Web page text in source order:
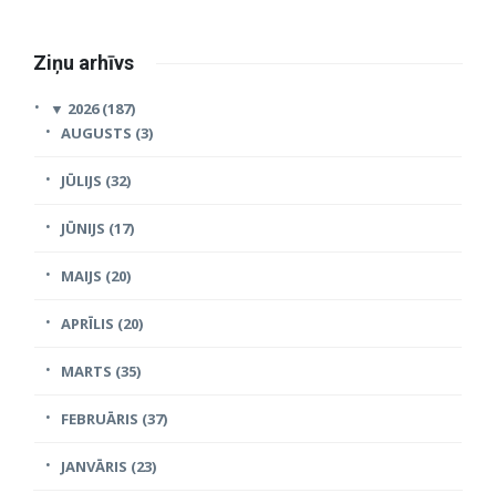
Ziņu arhīvs
▼ 2026 (187)
AUGUSTS (3)
JŪLIJS (32)
JŪNIJS (17)
MAIJS (20)
APRĪLIS (20)
MARTS (35)
FEBRUĀRIS (37)
JANVĀRIS (23)